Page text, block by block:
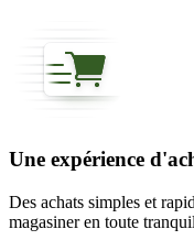
Une expérience
Des achats simples et
magasiner en toute